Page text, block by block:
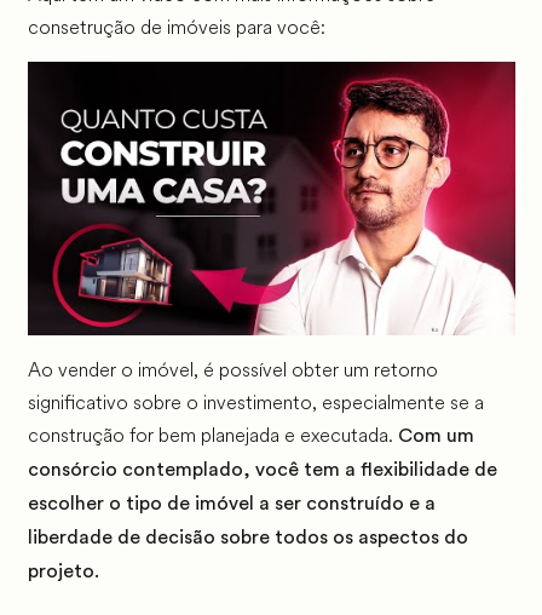
consetrução de imóveis para você:
Ao vender o imóvel, é possível obter um retorno
significativo sobre o investimento, especialmente se a
construção for bem planejada e executada. Com um
consórcio contemplado, você tem a flexibilidade de
escolher o tipo de imóvel a ser construído e a
liberdade de decisão sobre todos os aspectos do
projeto.